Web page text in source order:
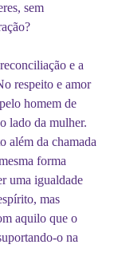
sem
e a
respeito e amor
homem de
lado da mulher.
além da chamada
forma
uma igualdade
mas
aquilo que o
o na